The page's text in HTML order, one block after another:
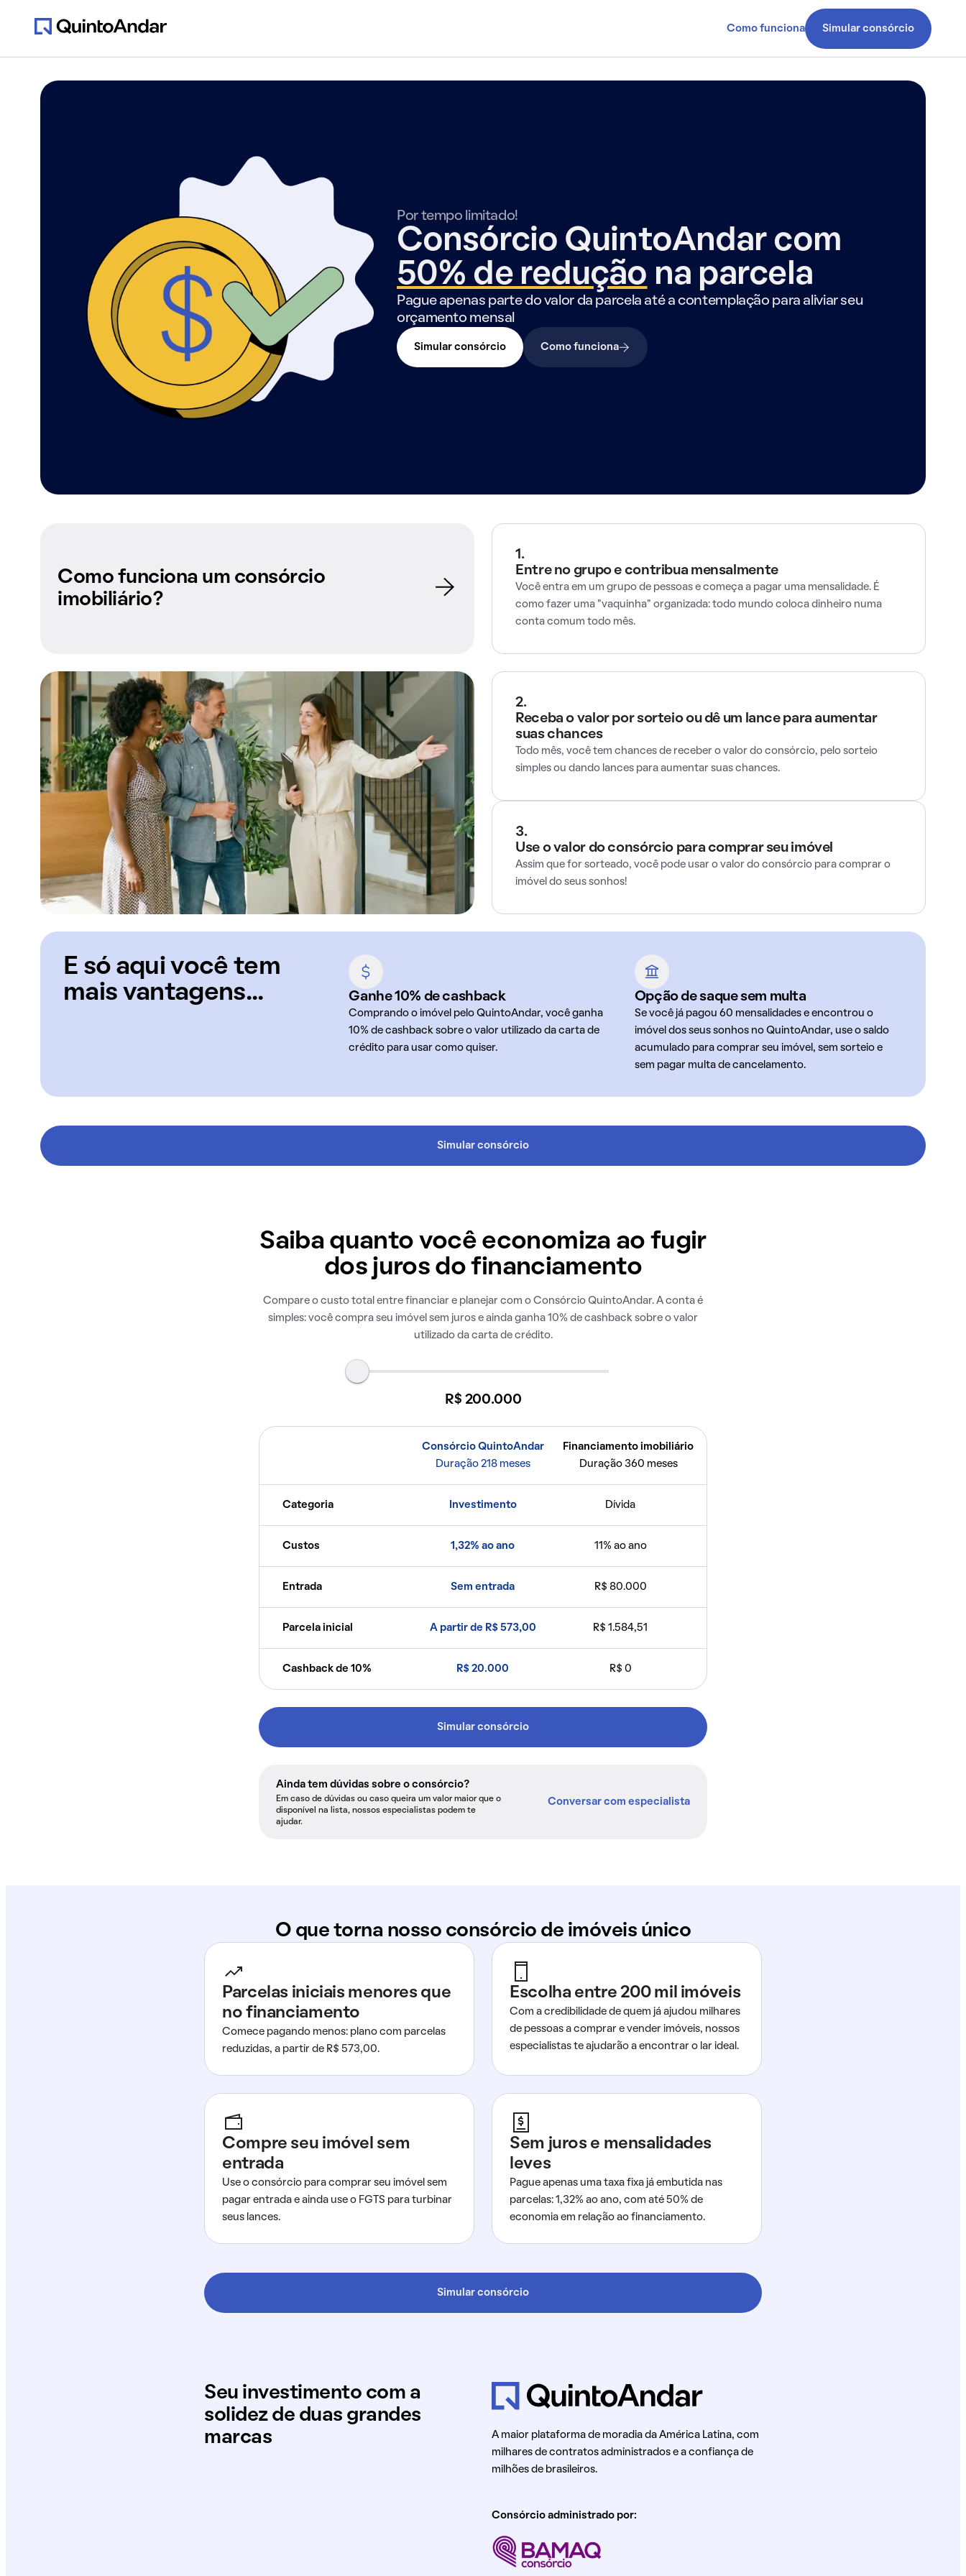
Como funciona Simular consórcio
Por tempo limitado!
Consórcio QuintoAndar com
50% de redução na parcela
Pague apenas parte do valor da parcela até a contemplação para aliviar seu
orçamento mensal
Simular consórcio Como funciona
Como funciona um consórcio
imobiliário?
1.
Entre no grupo e contribua mensalmente
Você entra em um grupo de pessoas e começa a pagar uma mensalidade. É
como fazer uma "vaquinha" organizada: todo mundo coloca dinheiro numa
conta comum todo mês.
2.
Receba o valor por sorteio ou dê um lance para aumentar
suas chances
Todo mês, você tem chances de receber o valor do consórcio, pelo sorteio
simples ou dando lances para aumentar suas chances.
3.
Use o valor do consórcio para comprar seu imóvel
Assim que for sorteado, você pode usar o valor do consórcio para comprar o
imóvel do seus sonhos!
E só aqui você tem
mais vantagens...
Ganhe 10% de cashback
Comprando o imóvel pelo QuintoAndar, você ganha
10% de cashback sobre o valor utilizado da carta de
crédito para usar como quiser.
Opção de saque sem multa
Se você já pagou 60 mensalidades e encontrou o
imóvel dos seus sonhos no QuintoAndar, use o saldo
acumulado para comprar seu imóvel, sem sorteio e
sem pagar multa de cancelamento.
Simular consórcio
Saiba quanto você economiza ao fugir
dos juros do financiamento
Compare o custo total entre financiar e planejar com o Consórcio QuintoAndar. A conta é
simples: você compra seu imóvel sem juros e ainda ganha 10% de cashback sobre o valor
utilizado da carta de crédito.
R$ 200.000
Consórcio QuintoAndar
Duração 218 meses
Financiamento imobiliário
Duração 360 meses
Categoria Investimento Dívida
Custos 1,32% ao ano 11% ao ano
Entrada Sem entrada R$ 80.000
Parcela inicial A partir de R$ 573,00 R$ 1.584,51
Cashback de 10% R$ 20.000 R$ 0
Simular consórcio
Ainda tem dúvidas sobre o consórcio?
Em caso de dúvidas ou caso queira um valor maior que o
disponível na lista, nossos especialistas podem te
ajudar.
Conversar com especialista
O que torna nosso consórcio de imóveis único
Parcelas iniciais menores que
no financiamento
Comece pagando menos: plano com parcelas
reduzidas, a partir de R$ 573,00.
Escolha entre 200 mil imóveis
Com a credibilidade de quem já ajudou milhares
de pessoas a comprar e vender imóveis, nossos
especialistas te ajudarão a encontrar o lar ideal.
Compre seu imóvel sem
entrada
Use o consórcio para comprar seu imóvel sem
pagar entrada e ainda use o FGTS para turbinar
seus lances.
Sem juros e mensalidades
leves
Pague apenas uma taxa fixa já embutida nas
parcelas: 1,32% ao ano, com até 50% de
economia em relação ao financiamento.
Simular consórcio
Seu investimento com a
solidez de duas grandes
marcas
A maior plataforma de moradia da América Latina, com
milhares de contratos administrados e a confiança de
milhões de brasileiros.
Consórcio administrado por: